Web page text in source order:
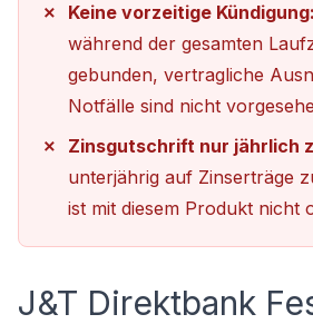
Keine vorzeitige Kündigung:
während der gesamten
gebunden, vertragliche
Notfälle sind nicht
Zinsgutschrift nur jährlich
unterjährig auf Zinserträge
ist mit diesem Produkt nicht
J&T Direktbank